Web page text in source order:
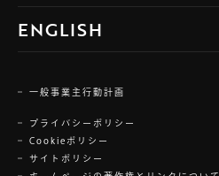
ENGLISH
一般事業主行動計画
プライバシーポリシー
Cookieポリシー
サイトポリシー